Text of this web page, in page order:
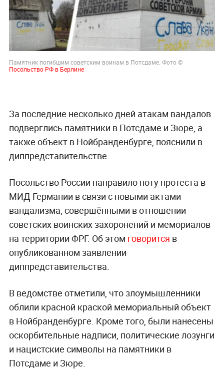
Памятник погибшим советским воинам в Потсдаме. Фото ©
Посольство РФ в Берлине
За последние несколько дней атакам вандалов
подверглись памятники в Потсдаме и Зюре, а
также объект в Нойбранденбурге, пояснили в
диппредставительстве.
Посольство России направило ноту протеста в
МИД Германии в связи с новыми актами
вандализма, совершёнными в отношении
советских воинских захоронений и мемориалов
на территории ФРГ. Об этом говорится в
опубликованном заявлении
диппредставительства.
В ведомстве отметили, что злоумышленники
облили красной краской мемориальный объект
в Нойбранденбурге. Кроме того, были нанесены
оскорбительные надписи, политические лозунги
и нацистские символы на памятники в
Потсдаме и Зюре.